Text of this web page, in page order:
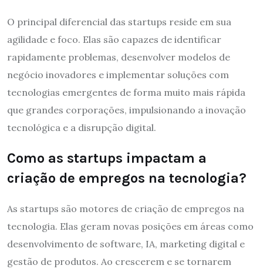
O principal diferencial das startups reside em sua
agilidade e foco. Elas são capazes de identificar
rapidamente problemas, desenvolver modelos de
negócio inovadores e implementar soluções com
tecnologias emergentes de forma muito mais rápida
que grandes corporações, impulsionando a inovação
tecnológica e a disrupção digital.
Como as startups impactam a
criação de empregos na tecnologia?
As startups são motores de criação de empregos na
tecnologia. Elas geram novas posições em áreas como
desenvolvimento de software, IA, marketing digital e
gestão de produtos. Ao crescerem e se tornarem